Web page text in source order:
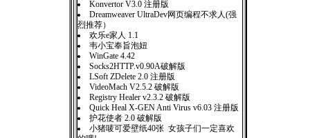
Konvertor V3.0 注册版
Dreamweaver UltraDev网页编程不求人(强
烈推荐）
欢乐e家人 1.1
韦小宝奉旨泡妞
WinGate 4.42
Socks2HTTP.v0.90A破解版
LSoft ZDelete 2.0 注册版
VideoMach V2.5.2 破解版
Registry Healer v2.3.2 破解版
Quick Heal X-GEN Anti Virus v6.03 注册版
护花使者 2.0 破解版
小猪唛可爱壁纸40张 女孩子们一定喜欢